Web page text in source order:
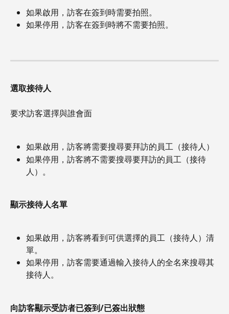
如果啟用，訪客在簽到時需要拍照。
如果停用，訪客在簽到時將不需要拍照。
選取接待人
要求訪客選擇與誰會面
如果啟用，訪客將需要搜尋要拜訪的員工（接待人）
如果停用，訪客將不需要搜尋要拜訪的員工（接待
人）。
顯示接待人名單
如果啟用，訪客將看到可供選擇的員工（接待人）清
單。
如果停用，訪客需要通過輸入接待人的全名來搜尋其
接待人。
向訪客顯示受訪者已簽到/已簽出狀態